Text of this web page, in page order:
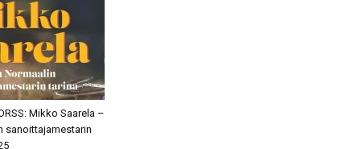
Mikko Saarela –
sanoittajamestarin